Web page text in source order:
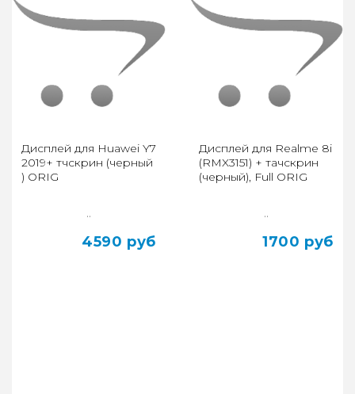
Дисплей для Huawei Y7
2019+ тчскрин (черный
) ORIG
..
4590 руб
Дисплей для Realme 8i
(RMX3151) + тачскрин
(черный), Full ORIG
..
1700 руб